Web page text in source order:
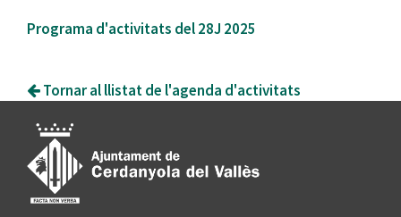
Programa d'activitats del 28J 2025
Tornar al llistat de l'agenda d'activitats